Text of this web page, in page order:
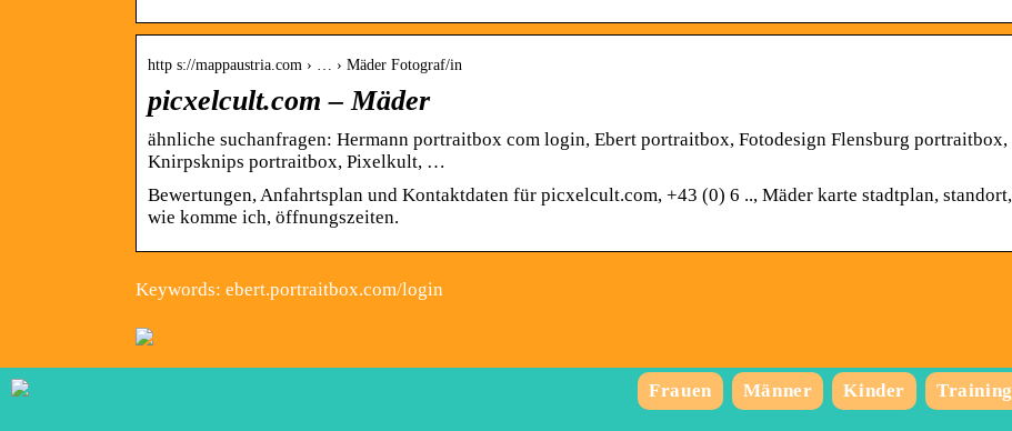
http s://mappaustria.com › … › Mäder Fotograf/in
picxelcult.com – Mäder
ähnliche suchanfragen: Hermann portraitbox com login, Ebert portraitbox, Fotodesign Flensburg portraitbox,
Knirpsknips portraitbox, Pixelkult, …
Bewertungen, Anfahrtsplan und Kontaktdaten für picxelcult.com, +43 (0) 6 .., Mäder karte stadtplan, standort,
wie komme ich, öffnungszeiten.
Keywords: ebert.portraitbox.com/login
Frauen Männer Kinder Training